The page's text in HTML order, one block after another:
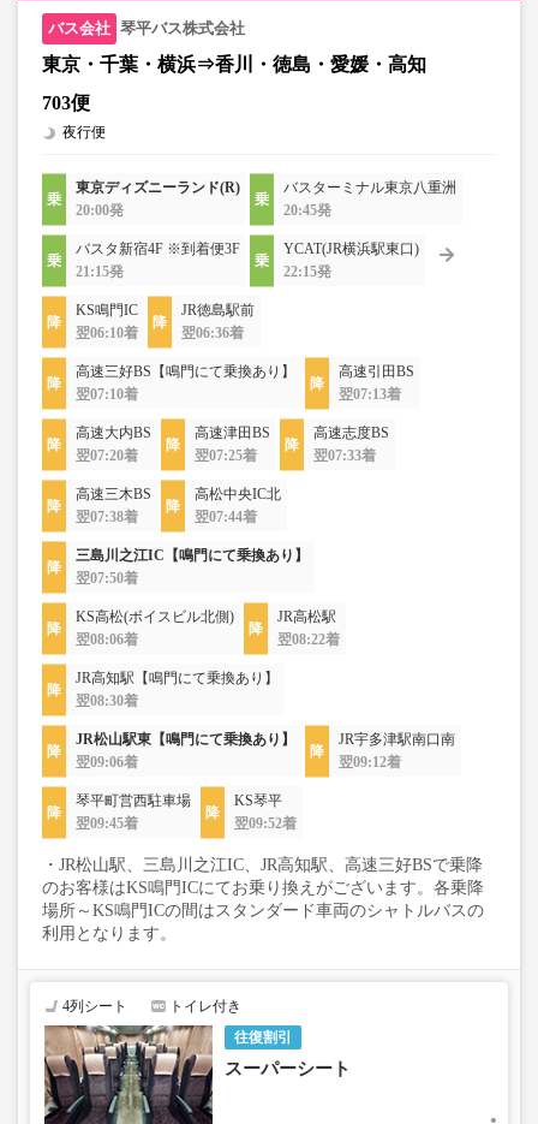
琴平バス株式会社
東京・千葉・横浜⇒香川・徳島・愛媛・高知
703便
夜行便
東京ディズニーランド(R)
20:00発
バスターミナル東京八重洲
20:45発
バスタ新宿4F ※到着便3F
21:15発
YCAT(JR横浜駅東口)
22:15発
KS鳴門IC
翌06:10着
JR徳島駅前
翌06:36着
高速三好BS【鳴門にて乗換あり】
翌07:10着
高速引田BS
翌07:13着
高速大内BS
翌07:20着
高速津田BS
翌07:25着
高速志度BS
翌07:33着
高速三木BS
翌07:38着
高松中央IC北
翌07:44着
三島川之江IC【鳴門にて乗換あり】
翌07:50着
KS高松(ボイスビル北側)
翌08:06着
JR高松駅
翌08:22着
JR高知駅【鳴門にて乗換あり】
翌08:30着
JR松山駅東【鳴門にて乗換あり】
翌09:06着
JR宇多津駅南口南
翌09:12着
琴平町営西駐車場
翌09:45着
KS琴平
翌09:52着
・JR松山駅、三島川之江IC、JR高知駅、高速三好BSで乗降
のお客様はKS鳴門ICにてお乗り換えがございます。各乗降
場所～KS鳴門ICの間はスタンダード車両のシャトルバスの
利用となります。
往復割引
4列シート トイレ付き
スーパーシート